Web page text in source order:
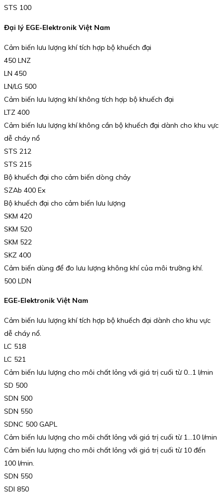
STS 100
Đại lý EGE-Elektronik Việt Nam
Cảm biến lưu lượng khí tích hợp bộ khuếch đại
450 LNZ
LN 450
LN/LG 500
Cảm biến lưu lượng khí không tích hợp bộ khuếch đại
LTZ 400
Cảm biến lưu lượng khí không cần bộ khuếch đại dành cho khu vực
dễ cháy nổ
STS 212
STS 215
Bộ khuếch đại cho cảm biến dòng chảy
SZAb 400 Ex
Bộ khuếch đại cho cảm biến lưu lượng
SKM 420
SKM 520
SKM 522
SKZ 400
Cảm biến dùng để đo lưu lượng không khí của môi trường khí.
500 LDN
EGE-Elektronik Việt Nam
Cảm biến lưu lượng khí tích hợp bộ khuếch đại dành cho khu vực
dễ cháy nổ.
LC 518
LC 521
Cảm biến lưu lượng cho môi chất lỏng với giá trị cuối từ 0…1 l/min
SD 500
SDN 500
SDN 550
SDNC 500 GAPL
Cảm biến lưu lượng cho môi chất lỏng với giá trị cuối từ 1…10 l/min
Cảm biến lưu lượng cho môi chất lỏng với giá trị cuối từ 10 đến
100 l/min.
SDN 550
SDI 850